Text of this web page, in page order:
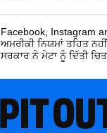
Facebook, Instagram
ਅਮਰੀਕੀ ਨਿਯਮਾਂ ਤਹਿਤ
ਸਰਕਾਰ ਨੇ ਮੇਟਾ ਨੂੰ ਦਿੱਤੀ